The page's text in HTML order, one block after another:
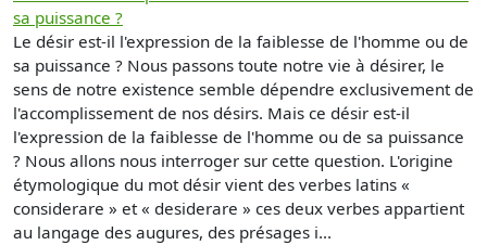
sa puissance ?
Le désir est-il l'expression de la faiblesse de l'homme ou de
sa puissance ? Nous passons toute notre vie à désirer, le
sens de notre existence semble dépendre exclusivement de
l'accomplissement de nos désirs. Mais ce désir est-il
l'expression de la faiblesse de l'homme ou de sa puissance
? Nous allons nous interroger sur cette question. L'origine
étymologique du mot désir vient des verbes latins «
considerare » et « desiderare » ces deux verbes appartient
au langage des augures, des présages i...